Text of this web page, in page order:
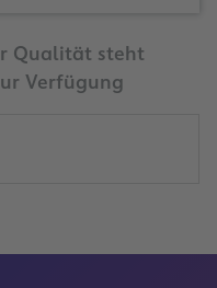
Qualität steht
Verfügung